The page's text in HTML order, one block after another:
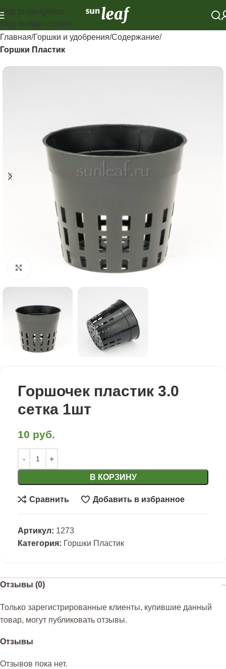
Skip to navigation
Skip to main content
Главная Горшки и удобрения Содержание
Горшки Пластик
Click to enlarge
Горшочек пластик 3.0
сетка 1шт
10 руб.
В КОРЗИНУ
Сравнить Добавить в избранное
Артикул: 1273
Категория: Горшки Пластик
Отзывы (0)
Отзывы
Отзывов пока нет.
Только зарегистрированные клиенты, купившие данный
товар, могут публиковать отзывы.